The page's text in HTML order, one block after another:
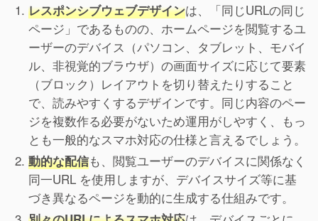
レスポンシブウェブデザインは、「同じURLの同じ
ページ」であるものの、ホームページを閲覧するユ
ーザーのデバイス（パソコン、タブレット、モバイ
ル、非視覚的ブラウザ）の画面サイズに応じて要素
（ブロック）レイアウトを切り替えたりすること
で、読みやすくするデザインです。同じ内容のペー
ジを複数作る必要がないため運用がしやすく、もっ
とも一般的なスマホ対応の仕様と言えるでしょう。
動的な配信も、閲覧ユーザーのデバイスに関係なく
同一URL を使用しますが、デバイスサイズ等に基
づき異なるページを動的に生成する仕組みです。